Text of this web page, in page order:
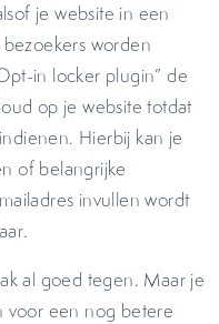
je website in een
worden
in locker plugin” de
op je website totdat
Hierbij kan je
of belangrijke
invullen wordt
al goed tegen. Maar je
voor een nog betere